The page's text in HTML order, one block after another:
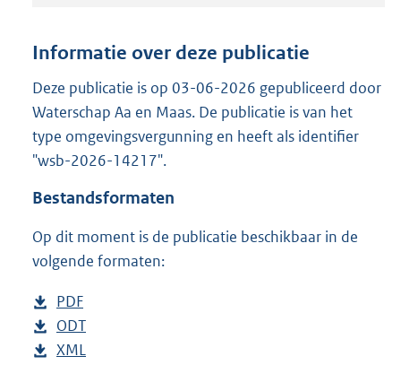
n
s
r
o
:
Informatie over deze publicatie
Deze publicatie is op 03-06-2026 gepubliceerd door
Waterschap Aa en Maas. De publicatie is van het
type omgevingsvergunning en heeft als identifier
"wsb-2026-14217".
Bestandsformaten
Op dit moment is de publicatie beschikbaar in de
volgende formaten:
D
o
w
PDF
e
s
D
o
ODT
D
XML